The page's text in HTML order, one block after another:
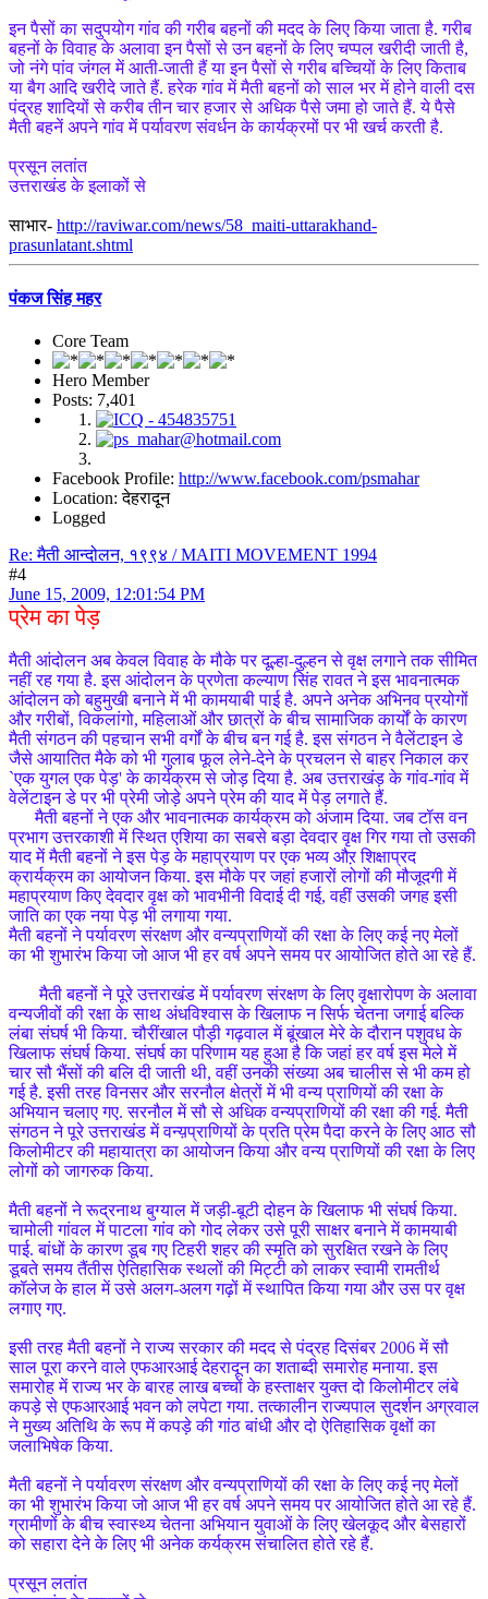
इन पैसों का सदुपयोग गांव की गरीब बहनों की मदद के लिए किया जाता है. गरीब
बहनों के विवाह के अलावा इन पैसों से उन बहनों के लिए चप्पल खरीदी जाती है,
जो नंगे पांव जंगल में आती-जाती हैं या इन पैसों से गरीब बच्चियों के लिए किताब
या बैग आदि खरीदे जाते हैं. हरेक गांव में मैती बहनों को साल भर में होने वाली दस
पंद्रह शादियों से करीब तीन चार हजार से अधिक पैसे जमा हो जाते हैं. ये पैसे
मैती बहनें अपने गांव में पर्यावरण संवर्धन के कार्यक्रमों पर भी खर्च करती है.
प्रसून लतांत
उत्तराखंड के इलाकों से
साभार- http://raviwar.com/news/58_maiti-uttarakhand-
prasunlatant.shtml
पंकज सिंह महर
Core Team
Hero Member
Posts: 7,401
Facebook Profile: http://www.facebook.com/psmahar
Location: देहरादून
Logged
Re: मैती आन्दोलन, १९९४ / MAITI MOVEMENT 1994
#4
June 15, 2009, 12:01:54 PM
प्रेम का पेड़
मैती आंदोलन अब केवल विवाह के मौके पर दूल्हा-दुल्हन से वृक्ष लगाने तक सीमित
नहीं रह गया है. इस आंदोलन के प्रणेता कल्याण सिंह रावत ने इस भावनात्मक
आंदोलन को बहुमुखी बनाने में भी कामयाबी पाई है. अपने अनेक अभिनव प्रयोगों
और गरीबों, विकलांगो, महिलाओं और छात्रों के बीच सामाजिक कार्यों के कारण
मैती संगठन की पहचान सभी वर्गों के बीच बन गई है. इस संगठन ने वैलेंटाइन डे
जैसे आयातित मैके को भी गुलाब फूल लेने-देने के प्रचलन से बाहर निकाल कर
`एक युगल एक पेड़' के कार्यक्रम से जोड़ दिया है. अब उत्तराखंड़ के गांव-गांव में
वेलेंटाइन डे पर भी प्रेमी जोड़े अपने प्रेम की याद में पेड़ लगाते हैं.
मैती बहनों ने एक और भावनात्मक कार्यक्रम को अंजाम दिया. जब टॉस वन
प्रभाग उत्तरकाशी में स्थित एशिया का सबसे बड़ा देवदार वृक्ष गिर गया तो उसकी
याद में मैती बहनों ने इस पेड़ के महाप्रयाण पर एक भव्य औऱ शिक्षाप्रद
क्रार्यक्रम का आयोजन किया. इस मौके पर जहां हजारों लोगों की मौजूदगी में
महाप्रयाण किए देवदार वृक्ष को भावभीनी विदाई दी गई, वहीं उसकी जगह इसी
जाति का एक नया पेड़ भी लगाया गया.
मैती बहनों ने पर्यावरण संरक्षण और वन्यप्राणियों की रक्षा के लिए कई नए मेलों
का भी शुभारंभ किया जो आज भी हर वर्ष अपने समय पर आयोजित होते आ रहे हैं.
मैती बहनों ने पूरे उत्तराखंड में पर्यावरण संरक्षण के लिए वृक्षारोपण के अलावा
वन्यजीवों की रक्षा के साथ अंधविश्वास के खिलाफ न सिर्फ चेतना जगाई बल्कि
लंबा संघर्ष भी किया. चौरींखाल पौड़ी गढ़वाल में बूंखाल मेरे के दौरान पशुवध के
खिलाफ संघर्ष किया. संघर्ष का परिणाम यह हुआ है कि जहां हर वर्ष इस मेले में
चार सौ भैंसों की बलि दी जाती थी, वहीं उनकी संख्या अब चालीस से भी कम हो
गई है. इसी तरह विनसर और सरनौल क्षेत्रों में भी वन्य प्राणियों की रक्षा के
अभियान चलाए गए. सरनौल में सौ से अधिक वन्यप्राणियों की रक्षा की गई. मैती
संगठन ने पूरे उत्तराखंड में वन्य़प्राणियों के प्रति प्रेम पैदा करने के लिए आठ सौ
किलोमीटर की महायात्रा का आयोजन किया और वन्य प्राणियों की रक्षा के लिए
लोगों को जागरुक किया.
मैती बहनों ने रूद्रनाथ बुग्याल में जड़ी-बूटी दोहन के खिलाफ भी संघर्ष किया.
चामोली गांवल में पाटला गांव को गोद लेकर उसे पूरी साक्षर बनाने में कामयाबी
पाई. बांधों के कारण डूब गए टिहरी शहर की स्मृति को सुरक्षित रखने के लिए
डूबते समय तैंतीस ऐतिहासिक स्थलों की मिट्टी को लाकर स्वामी रामतीर्थ
कॉलेज के हाल में उसे अलग-अलग गढ़ों में स्थापित किया गया और उस पर वृक्ष
लगाए गए.
इसी तरह मैती बहनों ने राज्य सरकार की मदद से पंद्रह दिसंबर 2006 में सौ
साल पूरा करने वाले एफआरआई देहरादून का शताब्दी समारोह मनाया. इस
समारोह में राज्य भर के बारह लाख बच्चों के हस्ताक्षर युक्त दो किलोमीटर लंबे
कपड़े से एफआरआई भवन को लपेटा गया. तत्कालीन राज्यपाल सुदर्शन अग्रवाल
ने मुख्य अतिथि के रूप में कपड़े की गांठ बांधी और दो ऐतिहासिक वृक्षों का
जलाभिषेक किया.
मैती बहनों ने पर्यावरण संरक्षण और वन्यप्राणियों की रक्षा के लिए कई नए मेलों
का भी शुभारंभ किया जो आज भी हर वर्ष अपने समय पर आयोजित होते आ रहे हैं.
ग्रामीणों के बीच स्वास्थ्य चेतना अभियान युवाओं के लिए खेलकूद और बेसहारों
को सहारा देने के लिए भी अनेक कर्यक्रम संचालित होते रहे हैं.
प्रसून लतांत